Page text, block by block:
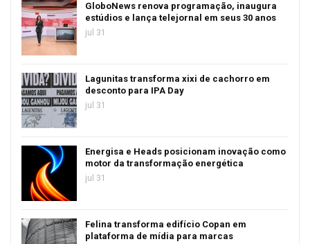
GloboNews renova programação, inaugura
estúdios e lança telejornal em seus 30 anos
jul 31
Lagunitas transforma xixi de cachorro em
desconto para IPA Day
jul 31
Energisa e Heads posicionam inovação como
motor da transformação energética
jul 31
Felina transforma edifício Copan em
plataforma de mídia para marcas